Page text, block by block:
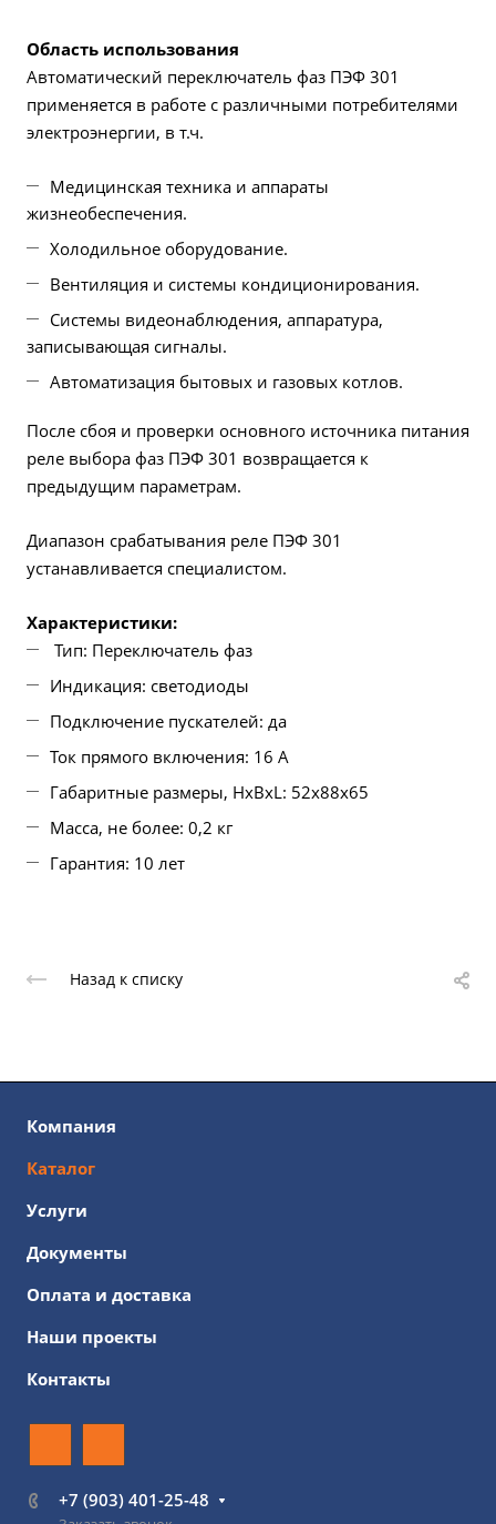
Область использования
Автоматический переключатель фаз ПЭФ 301
применяется в работе с различными потребителями
электроэнергии, в т.ч.
Медицинская техника и аппараты
жизнеобеспечения.
Холодильное оборудование.
Вентиляция и системы кондиционирования.
Системы видеонаблюдения, аппаратура,
записывающая сигналы.
Автоматизация бытовых и газовых котлов.
После сбоя и проверки основного источника питания
реле выбора фаз ПЭФ 301 возвращается к
предыдущим параметрам.
Диапазон срабатывания реле ПЭФ 301
устанавливается специалистом.
Характеристики:
Тип: Переключатель фаз
Индикация: светодиоды
Подключение пускателей: да
Ток прямого включения: 16 А
Габаритные размеры, HхBхL: 52х88х65
Масса, не более: 0,2 кг
Гарантия: 10 лет
Назад к списку
Компания
Каталог
Услуги
Документы
Оплата и доставка
Наши проекты
Контакты
+7 (903) 401-25-48